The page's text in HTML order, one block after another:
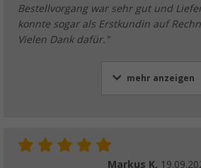
Bestellvorgang war sehr gut und
konnte sogar als Erstkundin auf
Vielen Dank dafür."
mehr anzeigen
Markus K.